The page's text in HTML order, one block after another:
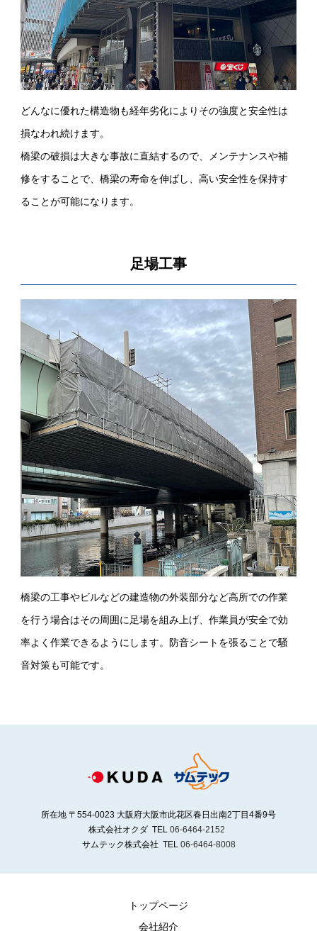
どんなに優れた構造物も経年劣化によりその強度と安全性は
損なわれ続けます。
橋梁の破損は大きな事故に直結するので、メンテナンスや補
修をすることで、橋梁の寿命を伸ばし、高い安全性を保持す
ることが可能になります。
足場工事
橋梁の工事やビルなどの建造物の外装部分など高所での作業
を行う場合はその周囲に足場を組み上げ、作業員が安全で効
率よく作業できるようにします。防音シートを張ることで騒
音対策も可能です。
所在地 〒554-0023 大阪府大阪市此花区春日出南2丁目4番9号
株式会社オクダ TEL 06-6464-2152
サムテック株式会社 TEL 06-6464-8008
トップページ
会社紹介